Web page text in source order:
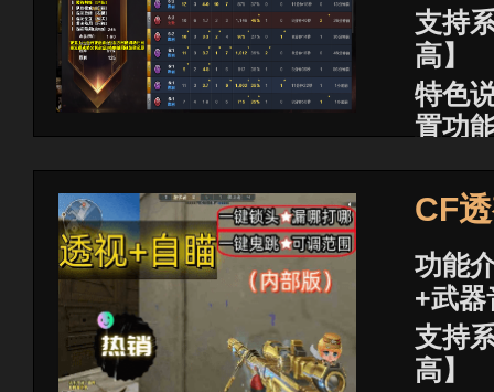
支持
高】
特色
置功
已稳
商品
CF
功能
+武器
支持
高】